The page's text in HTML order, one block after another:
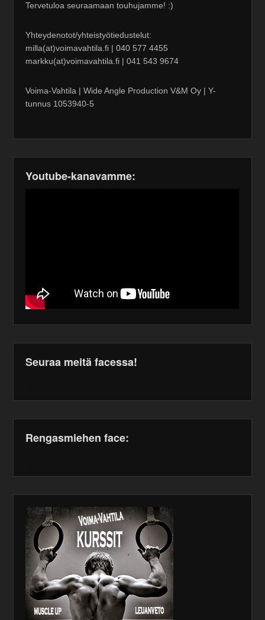
Tervetuloa seuraamaan touhujamme! :)
Yhteydenotot/yhteistyötiedustelut:
milla(at)voimavahtila.fi | 040 577 4455
markku(at)voimavahtila.fi | 041 543 9674
Voima-Vahtila | Wide Angle Production V&M Oy | Y-
tunnus 1053940-5
Youtube-kanavamme:
Seuraa meitä facessa!
Rengasmiehen face: